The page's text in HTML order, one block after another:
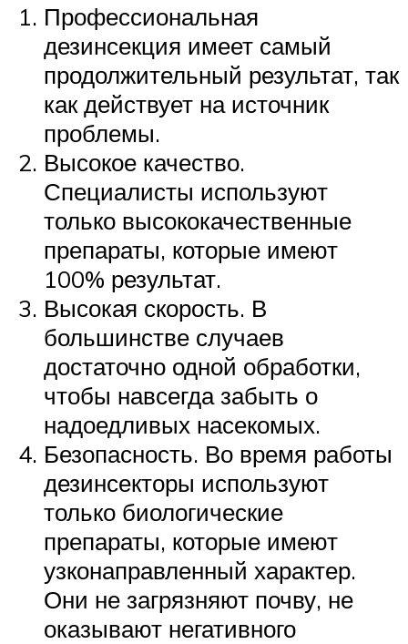
Профессиональная
дезинсекция имеет самый
продолжительный результат, так
как действует на источник
проблемы.
Высокое качество.
Специалисты используют
только высококачественные
препараты, которые имеют
100% результат.
Высокая скорость. В
большинстве случаев
достаточно одной обработки,
чтобы навсегда забыть о
надоедливых насекомых.
Безопасность. Во время работы
дезинсекторы используют
только биологические
препараты, которые имеют
узконаправленный характер.
Они не загрязняют почву, не
оказывают негативного